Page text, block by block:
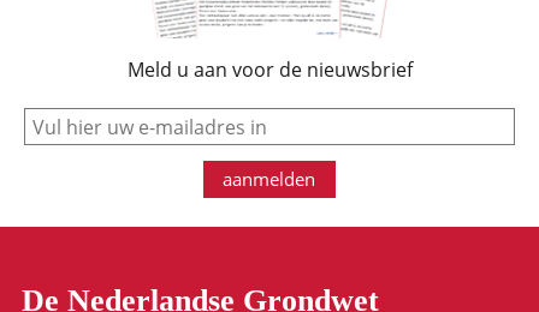
Meld u aan voor de nieuwsbrief
e-mail
aanmelden
De Nederlandse Grondwet